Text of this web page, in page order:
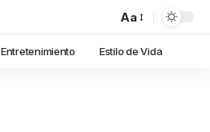
Aa
Entretenimiento Estilo de Vida